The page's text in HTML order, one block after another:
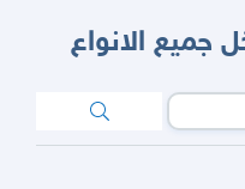
جميع الانواع